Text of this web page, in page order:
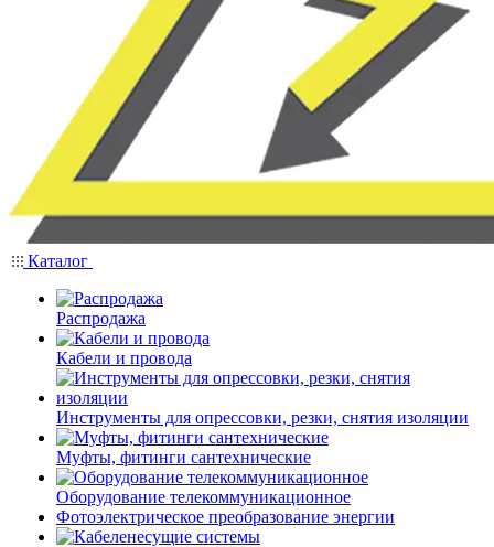
Каталог
Распродажа
Кабели и провода
Инструменты для опрессовки, резки, снятия изоляции
Муфты, фитинги сантехнические
Оборудование телекоммуникационное
Фотоэлектрическое преобразование энергии